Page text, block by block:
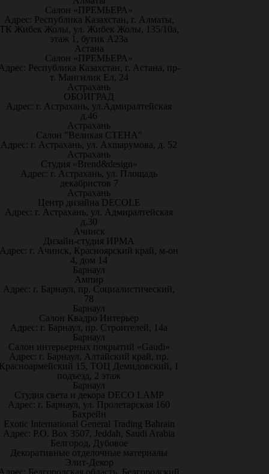
Салон «ПРЕМЬЕРА»
Адрес: Республика Казахстан, г. Алматы,
Жибек Жолы, ул. Жибек Жолы, 135/10а,
этаж 1, бутик А23а
Астана
Салон «ПРЕМЬЕРА»
Республика Казахстан, г. Астана, пр-
т. Мангилик Ел, 24
Астрахань
ОБОИГРАД
Адрес: г. Астрахань, ул.Адмиралтейская
д.46
Астрахань
Салон "Великая СТЕНА"
Адрес: г. Астрахань, ул. Ахшарумова, д. 52
Астрахань
Студия «Brend&design»
Адрес: г. Астрахань, ул. Площадь
декабристов 7
Астрахань
Центр дизайна DECOLE
Адрес: г. Астрахань, ул. Адмиралтейская
д.30
Ачинск
Дизайн-студия ИРМА
Адрес: г. Ачинск, Красноярский край, м-он
4, дом 14
Барнаул
Ампир
Адрес: г. Барнаул, пр. Социалистический,
78
Барнаул
Салон Квадро Интерьер
Адрес: г. Барнаул, пр. Строителей, 14а
Барнаул
Салон интерьерных покрытий «Gaudi»
Адрес: г. Барнаул, Алтайский край, пр.
15, ТОЦ Демидовский, 1
подъезд, 2 этаж
Барнаул
Студия света и декора DECO LAMP
Адрес: г. Барнаул, ул. Пролетарская 160
Бахрейн
Exotic International General Trading Bahrain
Адрес: P.O. Box 3507, Jeddah, Saudi Arabia
Белгород, Дубовое
Декоративные отделочные материалы
Элит-Декор
Белгородская область, Белгородский